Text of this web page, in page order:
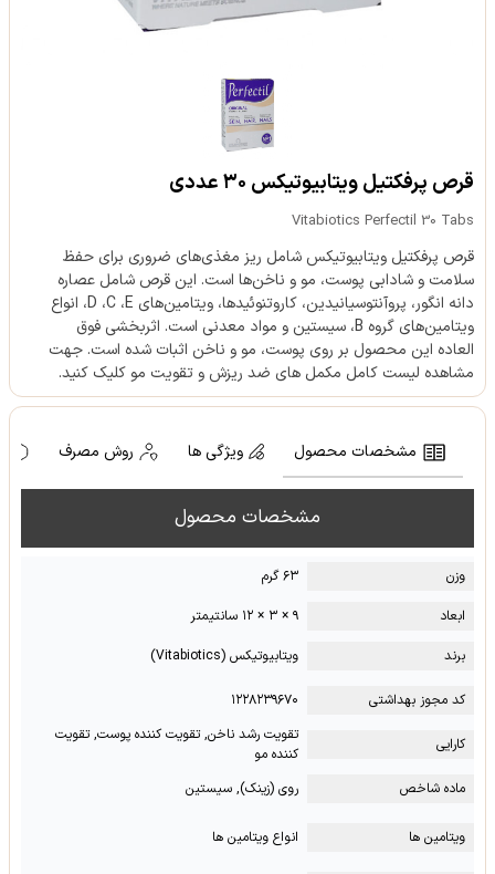
قرص پرفکتیل ویتابیوتیکس ۳۰ عددی
Vitabiotics Perfectil 30 Tabs
قرص پرفکتیل ویتابیوتیکس شامل ریز مغذی‌های ضروری برای حفظ
سلامت و شادابی پوست، مو و ناخن‌ها است. این قرص شامل عصاره
دانه انگور، پروآنتوسیانیدین، کاروتنوئیدها، ویتامین‌های D ،C ،E، انواع
ویتامین‌های گروه B، سیستین و مواد معدنی است. اثربخشی فوق
العاده این محصول بر روی پوست، مو و ناخن اثبات شده است. جهت
مشاهده لیست کامل مکمل های ضد ریزش و تقویت مو کلیک کنید.
مشخصات محصول ویژگی ها روش مصرف
مشخصات محصول
وزن
۶۳ گرم
ابعاد
۹ × ۳ × ۱۲ سانتیمتر
برند
ویتابیوتیکس (Vitabiotics)
کد مجوز بهداشتی ۱۲۲۸۲۳۹۶۷۰
کارایی
تقویت رشد ناخن, تقویت کننده پوست, تقویت
کننده مو
ماده شاخص
روی (زینک), سیستین
ویتامین ها انواع ویتامین ها